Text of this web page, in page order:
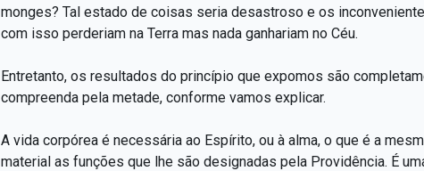
monges? Tal estado de coisas seria desastroso e os
com isso perderiam na Terra mas nada ganhariam no Céu.
Entretanto, os resultados do princípio que expomos são
compreenda pela metade, conforme vamos explicar.
A vida corpórea é necessária ao Espírito, ou à alma, o que é a
material as funções que lhe são designadas pela Providência. É